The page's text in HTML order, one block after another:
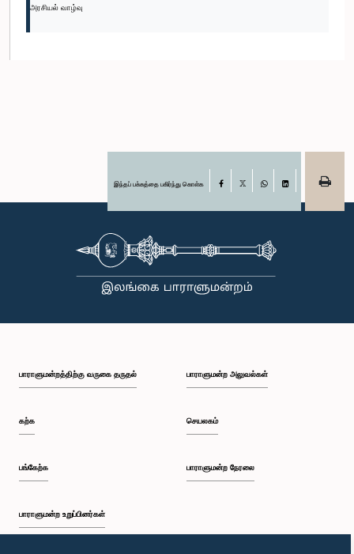
அரசியல் வாழ்வு
இந்தப் பக்கத்தை பகிர்ந்து கொள்க Facebook
பாராளுமன்றத்திற்கு வருகை தருதல்
கற்க
பங்கேற்க
பாராளுமன்ற உறுப்பினர்கள்
பாராளுமன்ற அலுவல்கள்
செயலகம்
பாராளுமன்ற நேரலை